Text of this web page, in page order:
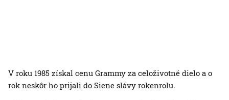
V roku 1985 získal cenu Grammy za celoživotné dielo a o
rok neskôr ho prijali do Siene slávy rokenrolu.